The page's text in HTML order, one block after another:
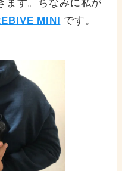
ます。ちなみに私が
MINI です。